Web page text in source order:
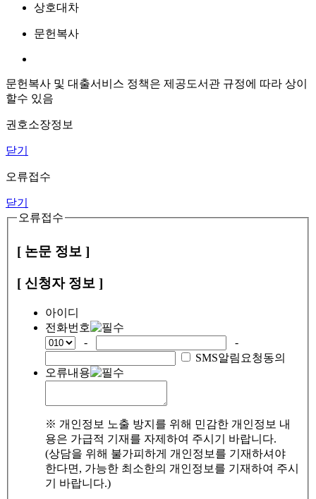
상호대차
문헌복사
문헌복사 및 대출서비스 정책은 제공도서관 규정에 따라 상이
할수 있음
권호소장정보
닫기
오류접수
닫기
오류접수
[ 논문 정보 ]
[ 신청자 정보 ]
아이디
전화번호
-
-
SMS알림요청동의
오류내용
※ 개인정보 노출 방지를 위해 민감한 개인정보 내
용은 가급적 기재를 자제하여 주시기 바랍니다.
(상담을 위해 불가피하게 개인정보를 기재하셔야
한다면, 가능한 최소한의 개인정보를 기재하여 주시
기 바랍니다.)